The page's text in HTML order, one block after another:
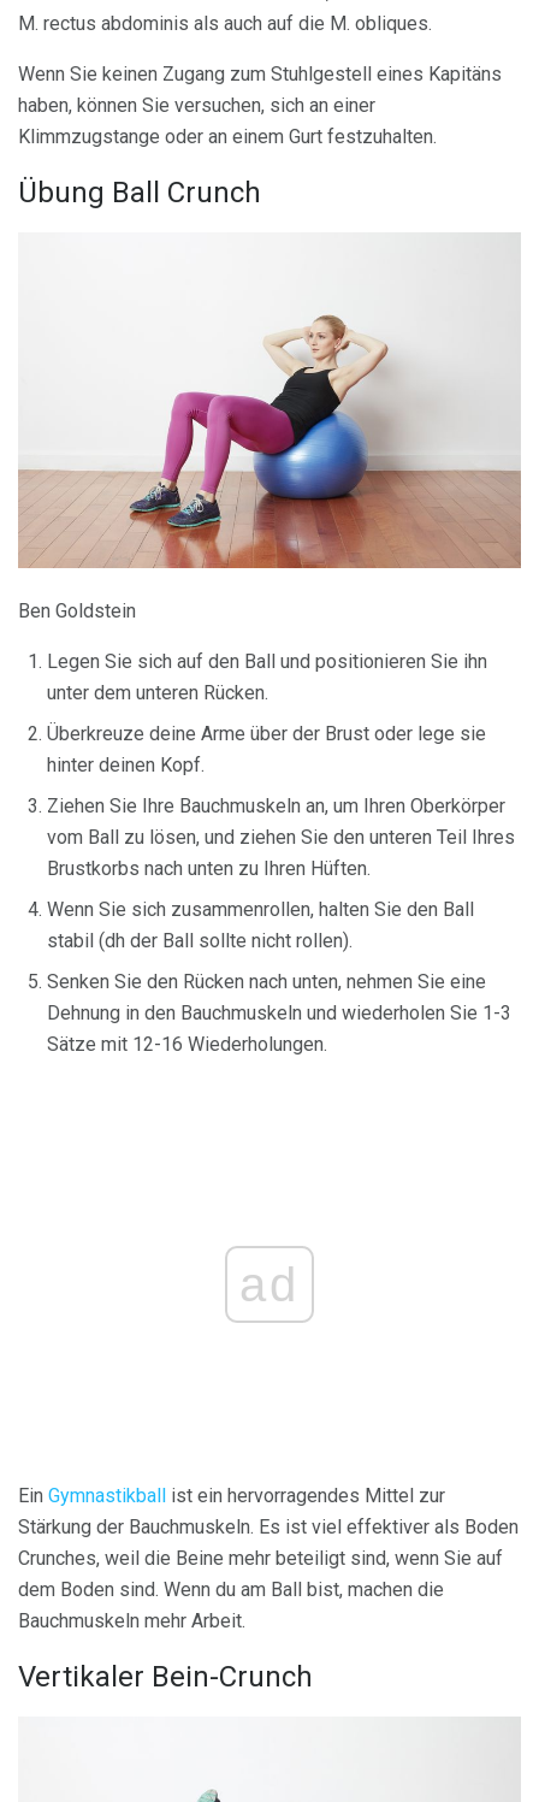
M. rectus abdominis als auch auf die M. obliques.
Wenn Sie keinen Zugang zum Stuhlgestell eines Kapitäns
haben, können Sie versuchen, sich an einer
Klimmzugstange oder an einem Gurt festzuhalten.
Übung Ball Crunch
Ben Goldstein
Legen Sie sich auf den Ball und positionieren Sie ihn
unter dem unteren Rücken.
Überkreuze deine Arme über der Brust oder lege sie
hinter deinen Kopf.
Ziehen Sie Ihre Bauchmuskeln an, um Ihren Oberkörper
vom Ball zu lösen, und ziehen Sie den unteren Teil Ihres
Brustkorbs nach unten zu Ihren Hüften.
Wenn Sie sich zusammenrollen, halten Sie den Ball
stabil (dh der Ball sollte nicht rollen).
Senken Sie den Rücken nach unten, nehmen Sie eine
Dehnung in den Bauchmuskeln und wiederholen Sie 1-3
Sätze mit 12-16 Wiederholungen.
ad
Ein Gymnastikball ist ein hervorragendes Mittel zur
Stärkung der Bauchmuskeln. Es ist viel effektiver als Boden
Crunches, weil die Beine mehr beteiligt sind, wenn Sie auf
dem Boden sind. Wenn du am Ball bist, machen die
Bauchmuskeln mehr Arbeit.
Vertikaler Bein-Crunch